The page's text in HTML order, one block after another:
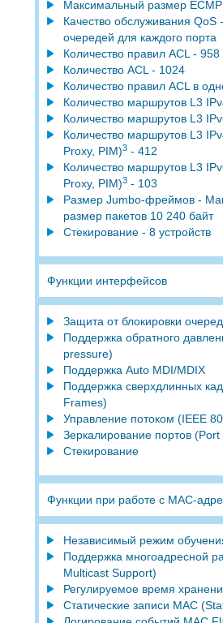
Максимальный размер ECMP
Качество обслуживания QoS
очередей для каждого порта
Количество правил ACL - 958
Количество ACL - 1024
Количество правил ACL в
Количество маршрутов L3
Количество маршрутов L3
Количество маршрутов L3
Proxy, PIM)3- 412
Количество маршрутов L3
Proxy, PIM)3- 103
Размер Jumbo-фреймов -
размер пакетов 10 240 байт
Стекирование - 8 устройств
Функции интерфейсов
Защита от блокировки
Поддержка обратного
pressure)
Поддержка Auto MDI/MDIX
Поддержка сверхдлинных
Frames)
Управление потоком (IEEE
Зеркалирование портов
Стекирование
Функции при работе с МAC-
Независимый режим
Поддержка многоадресной
Multicast Support)
Регулируемое время
Статические записи MAC